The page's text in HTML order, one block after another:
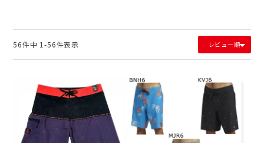
レビュー順
56件中 1-56件表示